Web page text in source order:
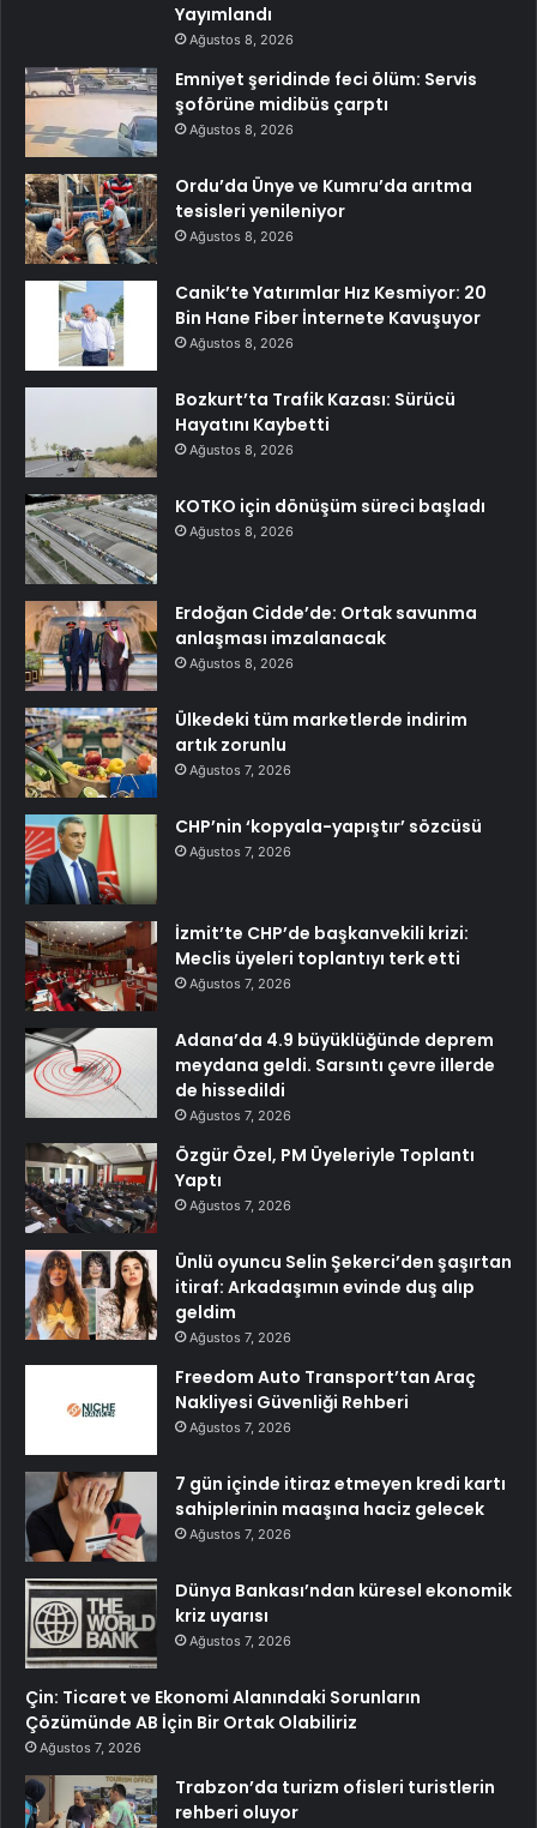
Yayımlandı
Ağustos 8, 2026
Emniyet şeridinde feci ölüm: Servis
şoförüne midibüs çarptı
Ağustos 8, 2026
Ordu’da Ünye ve Kumru’da arıtma
tesisleri yenileniyor
Ağustos 8, 2026
Canik’te Yatırımlar Hız Kesmiyor: 20
Bin Hane Fiber İnternete Kavuşuyor
Ağustos 8, 2026
Bozkurt’ta Trafik Kazası: Sürücü
Hayatını Kaybetti
Ağustos 8, 2026
KOTKO için dönüşüm süreci başladı
Ağustos 8, 2026
Erdoğan Cidde’de: Ortak savunma
anlaşması imzalanacak
Ağustos 8, 2026
Ülkedeki tüm marketlerde indirim
artık zorunlu
Ağustos 7, 2026
CHP’nin ‘kopyala-yapıştır’ sözcüsü
Ağustos 7, 2026
İzmit’te CHP’de başkanvekili krizi:
Meclis üyeleri toplantıyı terk etti
Ağustos 7, 2026
Adana’da 4.9 büyüklüğünde deprem
meydana geldi. Sarsıntı çevre illerde
de hissedildi
Ağustos 7, 2026
Özgür Özel, PM Üyeleriyle Toplantı
Yaptı
Ağustos 7, 2026
Ünlü oyuncu Selin Şekerci’den şaşırtan
itiraf: Arkadaşımın evinde duş alıp
geldim
Ağustos 7, 2026
Freedom Auto Transport’tan Araç
Nakliyesi Güvenliği Rehberi
Ağustos 7, 2026
7 gün içinde itiraz etmeyen kredi kartı
sahiplerinin maaşına haciz gelecek
Ağustos 7, 2026
Dünya Bankası’ndan küresel ekonomik
kriz uyarısı
Ağustos 7, 2026
Çin: Ticaret ve Ekonomi Alanındaki Sorunların
Çözümünde AB İçin Bir Ortak Olabiliriz
Ağustos 7, 2026
Trabzon’da turizm ofisleri turistlerin
rehberi oluyor